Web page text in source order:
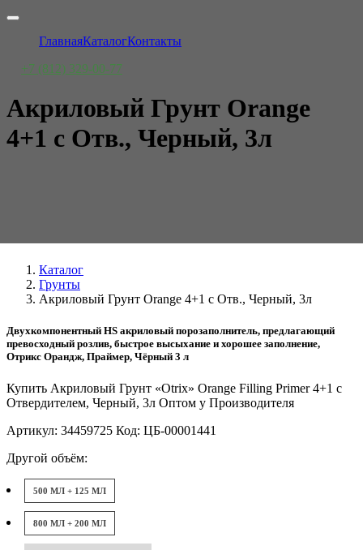
ГлавнаяКаталогКонтакты
+7 (812) 329-00-77
Акриловый Грунт Orange
4+1 с Отв., Черный, 3л
Каталог
Грунты
Акриловый Грунт Orange 4+1 с Отв., Черный, 3л
Двухкомпонентный HS акриловый порозаполнитель, предлагающий
превосходный розлив, быстрое высыхание и хорошее заполнение,
Отрикс Орандж, Праймер, Чёрный 3 л
Купить Акриловый Грунт «Otrix» Orange Filling Primer 4+1 с
Отвердителем, Черный, 3л Оптом у Производителя
Артикул: 34459725 Код: ЦБ-00001441
Другой объём:
500 МЛ + 125 МЛ
800 МЛ + 200 МЛ